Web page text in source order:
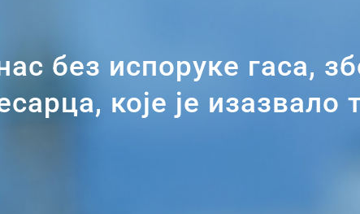
без испоруке гаса,
које је изазвало